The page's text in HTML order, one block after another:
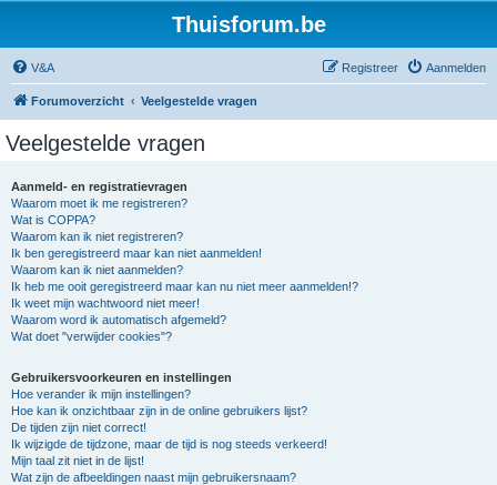
Thuisforum.be
V&A Aanmelden
Registreer
Forumoverzicht Veelgestelde vragen
Veelgestelde vragen
Aanmeld- en registratievragen
Waarom moet ik me registreren?
Wat is COPPA?
Waarom kan ik niet registreren?
Ik ben geregistreerd maar kan niet aanmelden!
Waarom kan ik niet aanmelden?
Ik heb me ooit geregistreerd maar kan nu niet meer aanmelden!?
Ik weet mijn wachtwoord niet meer!
Waarom word ik automatisch afgemeld?
Wat doet "verwijder cookies"?
Gebruikersvoorkeuren en instellingen
Hoe verander ik mijn instellingen?
Hoe kan ik onzichtbaar zijn in de online gebruikers lijst?
De tijden zijn niet correct!
Ik wijzigde de tijdzone, maar de tijd is nog steeds verkeerd!
Mijn taal zit niet in de lijst!
Wat zijn de afbeeldingen naast mijn gebruikersnaam?